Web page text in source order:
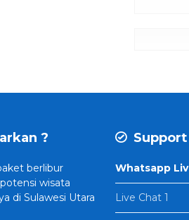
?
berlibur
wisata
di Sulawesi Utara
Support
Whatsapp
———————–
Live Chat 1
———————–